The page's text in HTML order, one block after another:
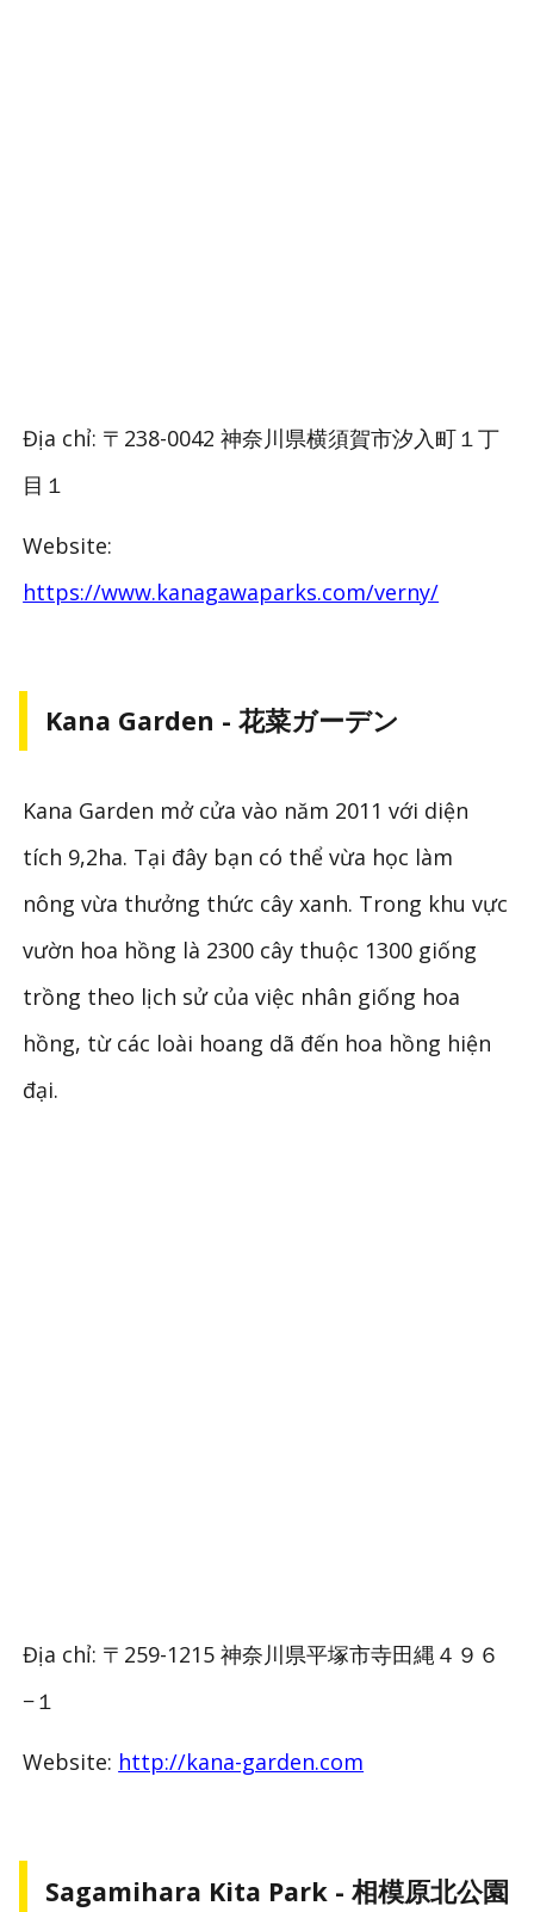
Địa chỉ: 〒238-0042 神奈川県横須賀市汐入町１丁
目１
Website:
https://www.kanagawaparks.com/verny/
Kana Garden - 花菜ガーデン
Kana Garden mở cửa vào năm 2011 với diện
tích 9,2ha. Tại đây bạn có thể vừa học làm
nông vừa thưởng thức cây xanh. Trong khu vực
vườn hoa hồng là 2300 cây thuộc 1300 giống
trồng theo lịch sử của việc nhân giống hoa
hồng, từ các loài hoang dã đến hoa hồng hiện
đại.
Địa chỉ: 〒259-1215 神奈川県平塚市寺田縄４９６
−１
Website: http://kana-garden.com
Sagamihara Kita Park - 相模原北公園